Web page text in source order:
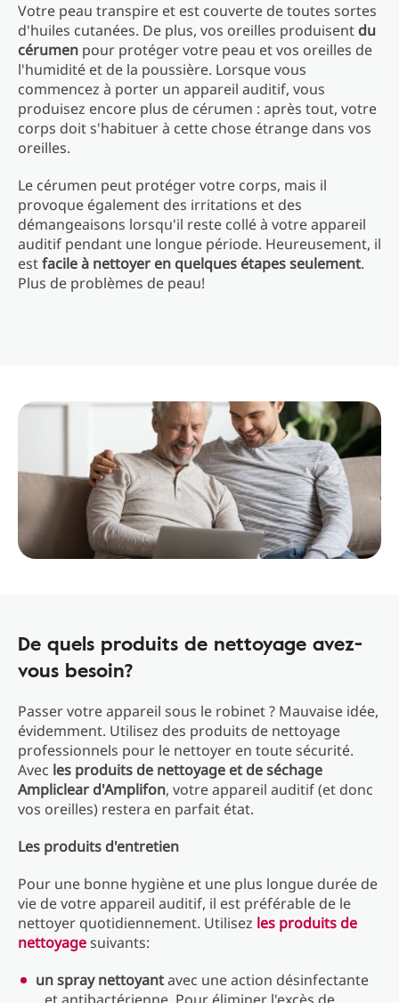
Votre peau transpire et est couverte de toutes sortes
d'huiles cutanées. De plus, vos oreilles produisent du
cérumen pour protéger votre peau et vos oreilles de
l'humidité et de la poussière. Lorsque vous
commencez à porter un appareil auditif, vous
produisez encore plus de cérumen : après tout, votre
corps doit s'habituer à cette chose étrange dans vos
oreilles.
Le cérumen peut protéger votre corps, mais il
provoque également des irritations et des
démangeaisons lorsqu'il reste collé à votre appareil
auditif pendant une longue période. Heureusement, il
estfacile à nettoyer en quelques étapes seulement.
Plus de problèmes de peau!
De quels produits de nettoyage avez-
vous besoin?
Passer votre appareil sous le robinet ? Mauvaise idée,
évidemment. Utilisez des produits de nettoyage
professionnels pour le nettoyer en toute sécurité.
Avec les produits de nettoyage et de séchage
Ampliclear d'Amplifon, votre appareil auditif (et donc
vos oreilles) restera en parfait état.
Les produits d'entretien
Pour une bonne hygiène et une plus longue durée de
vie de votre appareil auditif, il est préférable de le
nettoyer quotidiennement. Utilisez les produits de
nettoyagesuivants:
un spray nettoyantavec une action désinfectante